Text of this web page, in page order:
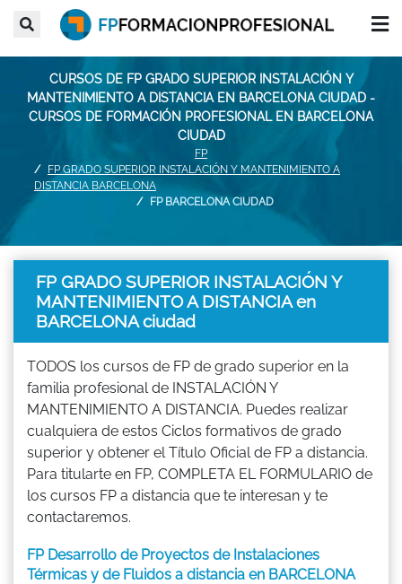
CURSOS DE FP GRADO SUPERIOR INSTALACIÓN Y
MANTENIMIENTO A DISTANCIA EN BARCELONA CIUDAD -
CURSOS DE FORMACIÓN PROFESIONAL EN BARCELONA
CIUDAD
FP
FP GRADO SUPERIOR INSTALACIÓN Y MANTENIMIENTO A
DISTANCIA BARCELONA
FP BARCELONA CIUDAD
FP GRADO SUPERIOR INSTALACIÓN Y
MANTENIMIENTO A DISTANCIA en
BARCELONA ciudad
TODOS los cursos de FP de grado superior en la
familia profesional de INSTALACIÓN Y
MANTENIMIENTO A DISTANCIA. Puedes realizar
cualquiera de estos Ciclos formativos de grado
superior y obtener el Título Oficial de FP a distancia.
Para titularte en FP, COMPLETA EL FORMULARIO de
los cursos FP a distancia que te interesan y te
contactaremos.
FP Desarrollo de Proyectos de Instalaciones
Térmicas y de Fluidos a distancia en BARCELONA